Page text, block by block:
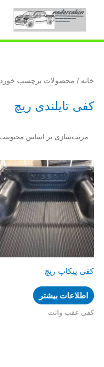
خانه / محصولات برچسب خورده
کفی تایلندی ریچ
کفی پیکاپ ریچ
اطلاعات بیشتر
کفی عقب وانت